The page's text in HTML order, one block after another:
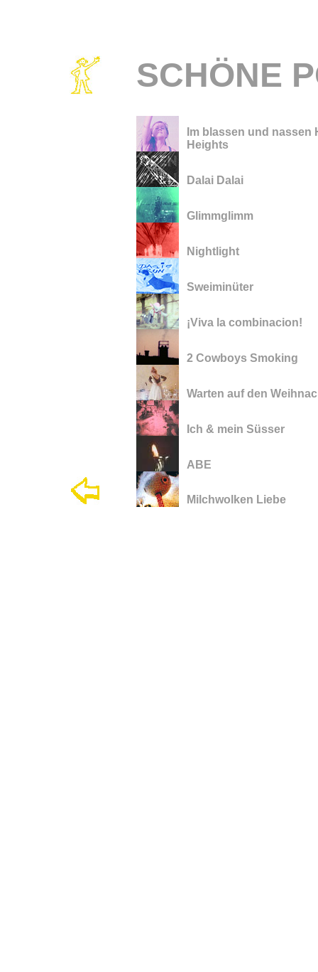
SCHÖNE
Im blassen und
Heights
Dalai Dalai
Glimmglimm
Nightlight
Sweiminüter
¡Viva la combinacion!
2 Cowboys Smoking
Warten auf den
Ich & mein Süsser
ABE
Milchwolken Liebe